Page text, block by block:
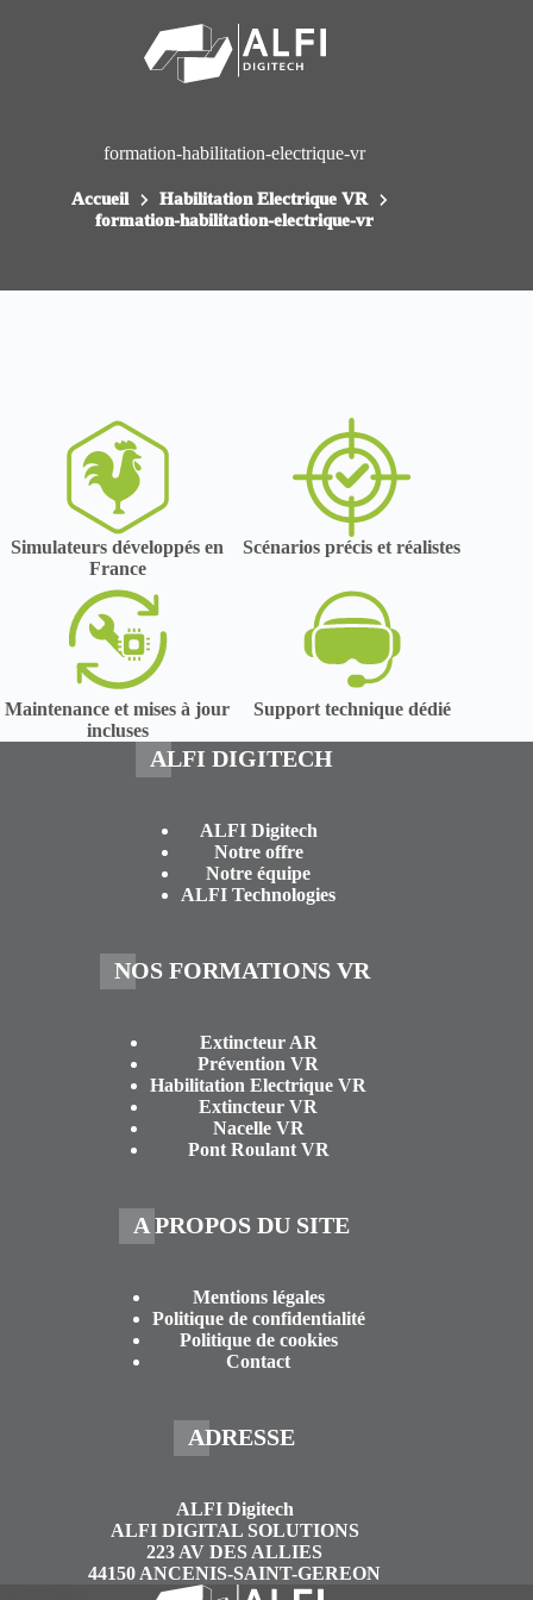
formation-habilitation-electrique-vr
Accueil
Habilitation Electrique VR
formation-habilitation-electrique-vr
Simulateurs développés en
France
Scénarios précis et réalistes
Maintenance et mises à jour
incluses
Support technique dédié
ALFI DIGITECH
ALFI Digitech
Notre offre
Notre équipe
ALFI Technologies
NOS FORMATIONS VR
Extincteur AR
Prévention VR
Habilitation Electrique VR
Extincteur VR
Nacelle VR
Pont Roulant VR
A PROPOS DU SITE
Mentions légales
Politique de confidentialité
Politique de cookies
Contact
ADRESSE
ALFI Digitech
ALFI DIGITAL SOLUTIONS
223 AV DES ALLIES
44150 ANCENIS-SAINT-GEREON